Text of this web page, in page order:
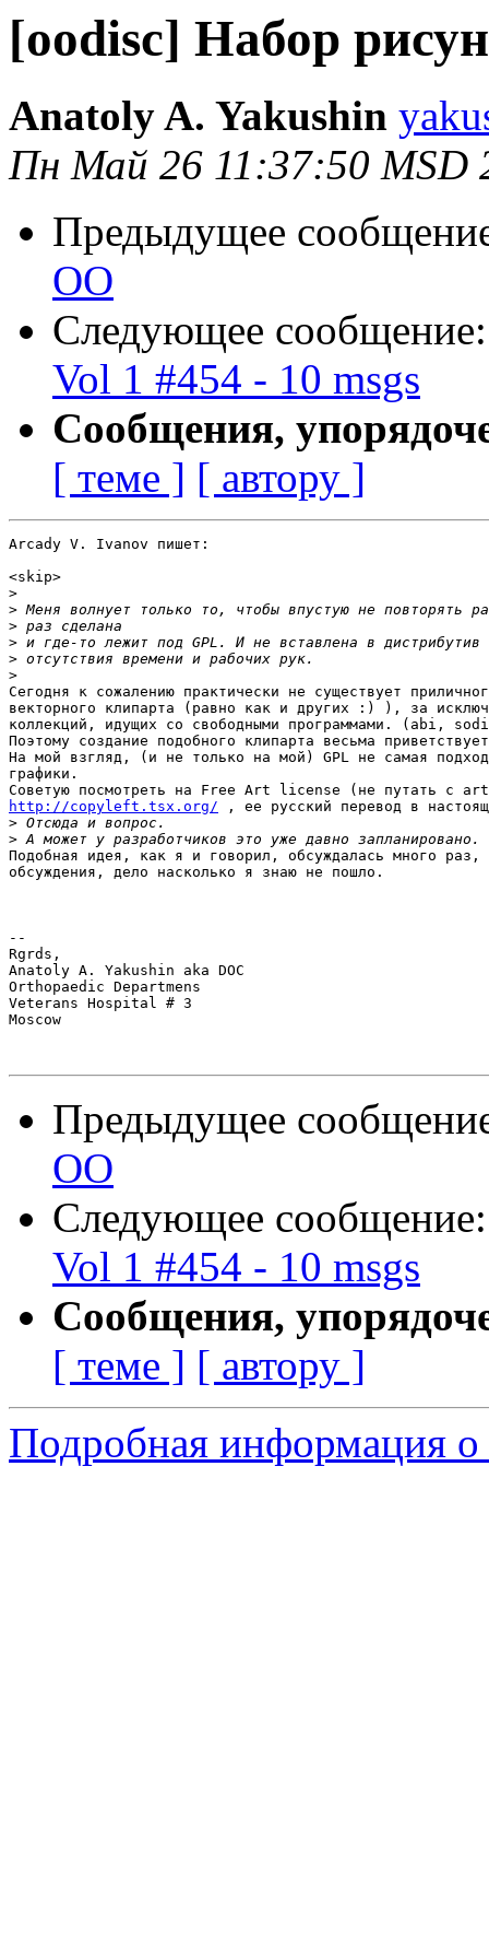
[oodisc] Набор
Anatoly A. Yakushin
Пн Май 26 11:37:50 MSD
Предыдущее
ОО
Следующее
Vol 1 #454 - 10 msgs
Сообщения,
[ теме ] [ автору ]
Arcady V. Ivanov пишет:
<skip>
>
>
>
>
>
>
Сегодня к сожалению практически не существует
векторного клипарта (равно как и других :) ), за
коллекций, идущих со свободными программами. (abi,
Поэтому создание подобного клипарта весьма
На мой взгляд, (и не только на мой) GPL не самая
графики.
http://copyleft.tsx.org/ , ее русский перевод в
>
>
Подобная идея, как я и говорил, обсуждалась много
обсуждения, дело насколько я знаю не пошло.
--
Rgrds,
Anatoly A. Yakushin aka DOC
Orthopaedic Departmens
Veterans Hospital # 3
Moscow
Предыдущее
ОО
Следующее
Vol 1 #454 - 10 msgs
Сообщения,
[ теме ] [ автору ]
Подробная информация о